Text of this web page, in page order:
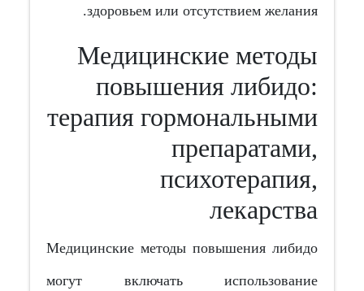
здоровьем или отсутствием желания.
Медицинские методы
повышения либидо:
терапия гормональными
препаратами,
психотерапия,
лекарства
Медицинские методы повышения либидо
могут включать использование